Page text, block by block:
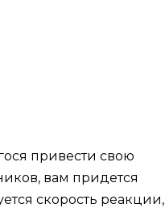
привести свою
вам придется
скорость реакции,